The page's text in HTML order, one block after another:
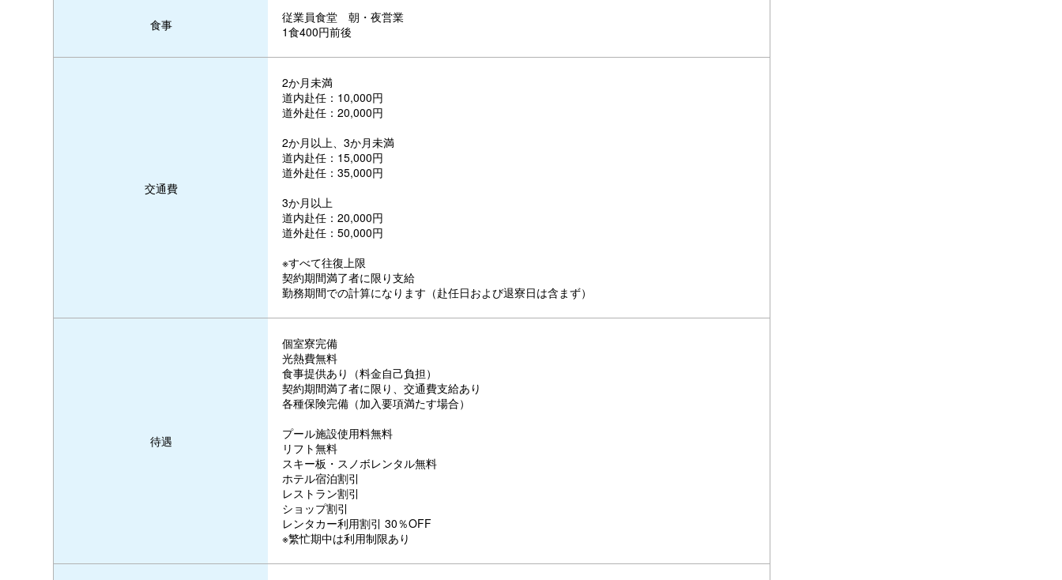
食事
従業員食堂 朝・夜営業
1食400円前後
交通費
2か月未満
道内赴任：10,000円
道外赴任：20,000円
2か月以上、3か月未満
道内赴任：15,000円
道外赴任：35,000円
3か月以上
道内赴任：20,000円
道外赴任：50,000円
※すべて往復上限
契約期間満了者に限り支給
勤務期間での計算になります（赴任日および退寮日は含まず）
待遇
個室寮完備
光熱費無料
食事提供あり（料金自己負担）
契約期間満了者に限り、交通費支給あり
各種保険完備（加入要項満たす場合）
プール施設使用料無料
リフト無料
スキー板・スノボレンタル無料
ホテル宿泊割引
レストラン割引
ショップ割引
レンタカー利用割引 30％OFF
※繁忙期中は利用制限あり